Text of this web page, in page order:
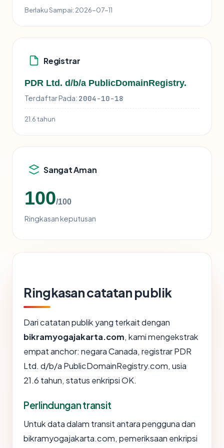
Berlaku Sampai: 2026-07-11
Registrar
PDR Ltd. d/b/a PublicDomainRegistry.
Terdaftar Pada: 2004-10-18
21.6 tahun
Sangat Aman
100/100
Ringkasan keputusan
Ringkasan catatan publik
Dari catatan publik yang terkait dengan
bikramyogajakarta.com, kami mengekstrak
empat anchor: negara Canada, registrar PDR
Ltd. d/b/a PublicDomainRegistry.com, usia
21.6 tahun, status enkripsi OK.
Perlindungan transit
Untuk data dalam transit antara pengguna dan
bikramyogajakarta.com, pemeriksaan enkripsi